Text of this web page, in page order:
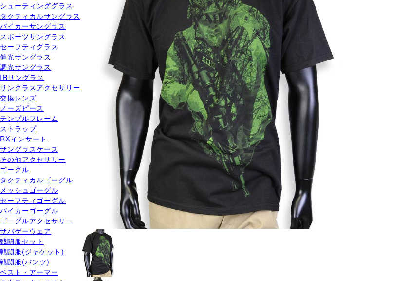
シューティンググラス
タクティカルサングラス
バイカーサングラス
スポーツサングラス
セーフティグラス
偏光サングラス
調光サングラス
IRサングラス
サングラスアクセサリー
交換レンズ
ノーズピース
テンプルフレーム
ストラップ
RXインサート
サングラスケース
その他アクセサリー
ゴーグル
タクティカルゴーグル
メッシュゴーグル
セーフティゴーグル
バイカーゴーグル
ゴーグルアクセサリー
サバゲーウェア
戦闘服セット
戦闘服(ジャケット)
戦闘服(パンツ)
ベスト・アーマー